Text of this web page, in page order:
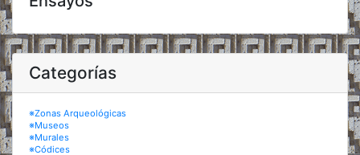
Categorías
※Zonas Arqueológicas
※Museos
※Murales
※Códices